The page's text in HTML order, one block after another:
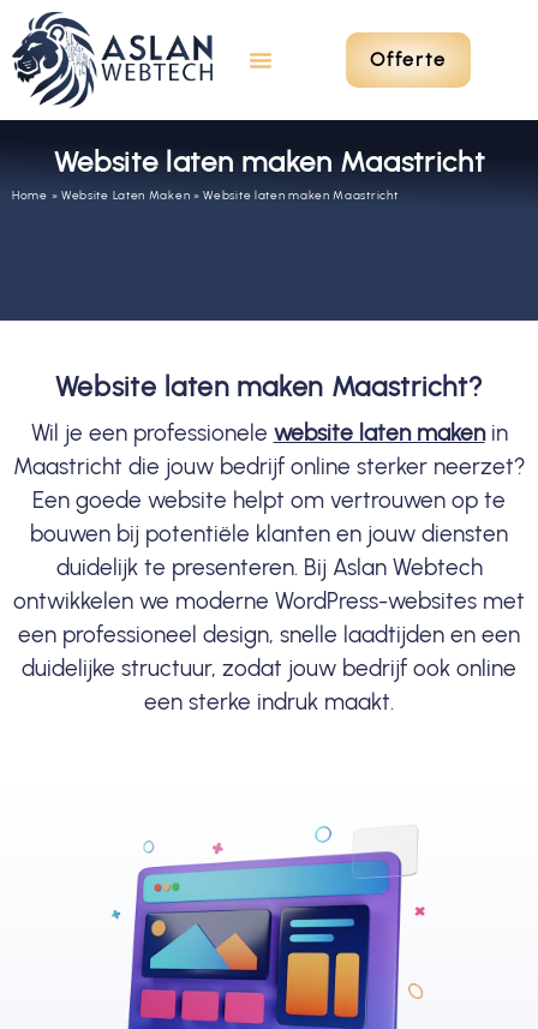
Offerte
Website laten maken Maastricht
Home » Website Laten Maken »Website laten maken Maastricht
Website laten maken Maastricht?
Wil je een professionele website laten makenin
Maastricht die jouw bedrijf online sterker neerzet?
Een goede website helpt om vertrouwen op te
bouwen bij potentiële klanten en jouw diensten
duidelijk te presenteren. Bij Aslan Webtech
ontwikkelen we moderne WordPress-websites met
een professioneel design, snelle laadtijden en een
duidelijke structuur, zodat jouw bedrijf ook online
een sterke indruk maakt.